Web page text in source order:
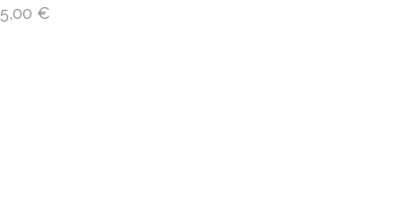
5,00 €